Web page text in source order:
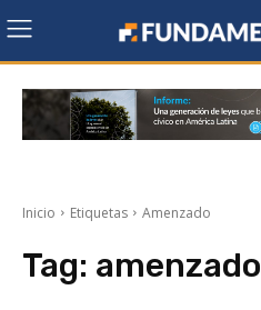
Inicio Etiquetas Amenzado
Tag: amenzado